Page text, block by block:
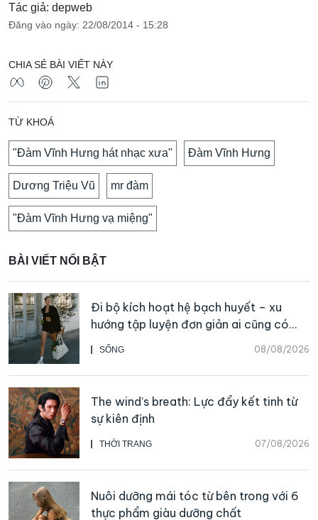
Tác giả: depweb
Đăng vào ngày: 22/08/2014 - 15:28
CHIA SẺ BÀI VIẾT NÀY
TỪ KHOÁ
"Đàm Vĩnh Hưng hát nhạc xưa" Đàm Vĩnh Hưng
Dương Triệu Vũ mr đàm
"Đàm Vĩnh Hưng vạ miệng"
BÀI VIẾT NỔI BẬT
SỐNG 08/08/2026
Đi bộ kích hoạt hệ bạch huyết – xu
hướng tập luyện đơn giản ai cũng có
thể bắt đầu
THỜI TRANG 07/08/2026
The wind’s breath: Lực đẩy kết tinh từ
sự kiên định
Nuôi dưỡng mái tóc từ bên trong với 6
thực phẩm giàu dưỡng chất